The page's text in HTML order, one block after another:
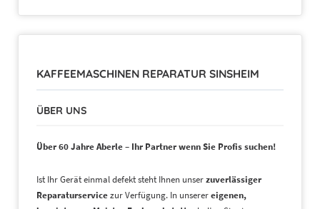
KAFFEEMASCHINEN REPARATUR SINSHEIM
ÜBER UNS
Über 60 Jahre Aberle – Ihr Partner wenn Sie Profis suchen!
Ist Ihr Gerät einmal defekt steht Ihnen unserzuverlässiger
Reparaturservicezur Verfügung. In unserereigenen,